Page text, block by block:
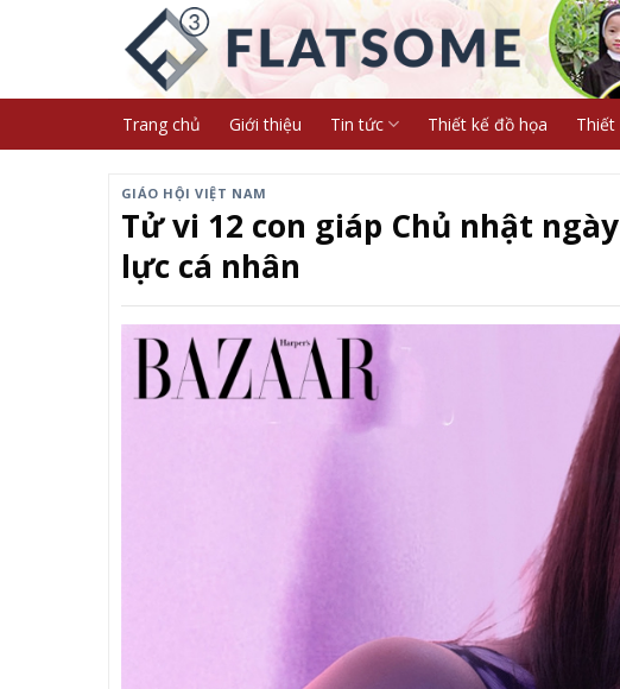
Trang chủ Giới thiệu Tin tức Thiết kế đồ họa Thiết
GIÁO HỘI VIỆT NAM
Tử vi 12 con giáp Chủ nhật
lực cá nhân